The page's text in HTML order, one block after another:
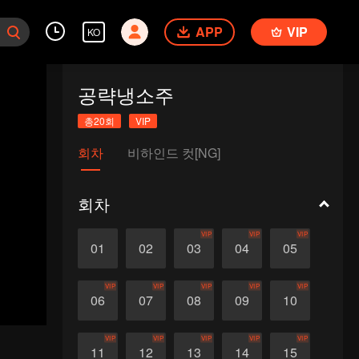
KO APP VIP
공략냉소주
총20회 VIP
회차 비하인드 컷[NG]
회차
01 02 03
VIP
04
VIP
05
VIP
06
VIP
07
VIP
08
VIP
09
VIP
10
VIP
11
VIP
12
VIP
13
VIP
14
VIP
15
VIP